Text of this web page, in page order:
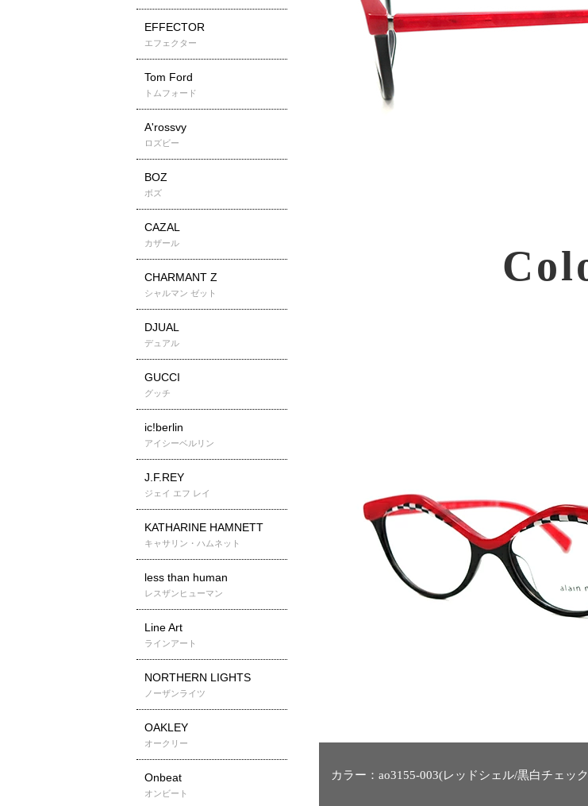
EFFECTOR
エフェクター
Tom Ford
トムフォード
A'rossvy
ロズビー
BOZ
ボズ
CAZAL
カザール
CHARMANT Z
シャルマン ゼット
DJUAL
デュアル
GUCCI
グッチ
ic!berlin
アイシーベルリン
J.F.REY
ジェイ エフ レイ
KATHARINE HAMNETT
キャサリン・ハムネット
less than human
レスザンヒューマン
Line Art
ラインアート
NORTHERN LIGHTS
ノーザンライツ
OAKLEY
オークリー
Onbeat
オンビート